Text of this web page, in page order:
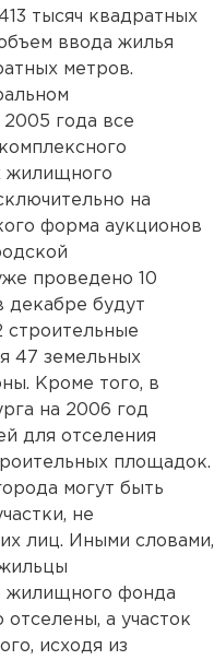
тысяч квадратных
ввода жилья
метров.
2005 года все
жилищного
на
форма аукционов
проведено 10
декабре будут
строительные
47 земельных
Кроме того, в
на 2006 год
для отселения
площадок.
могут быть
не
лиц. Иными словами,
жилищного фонда
а участок
исходя из